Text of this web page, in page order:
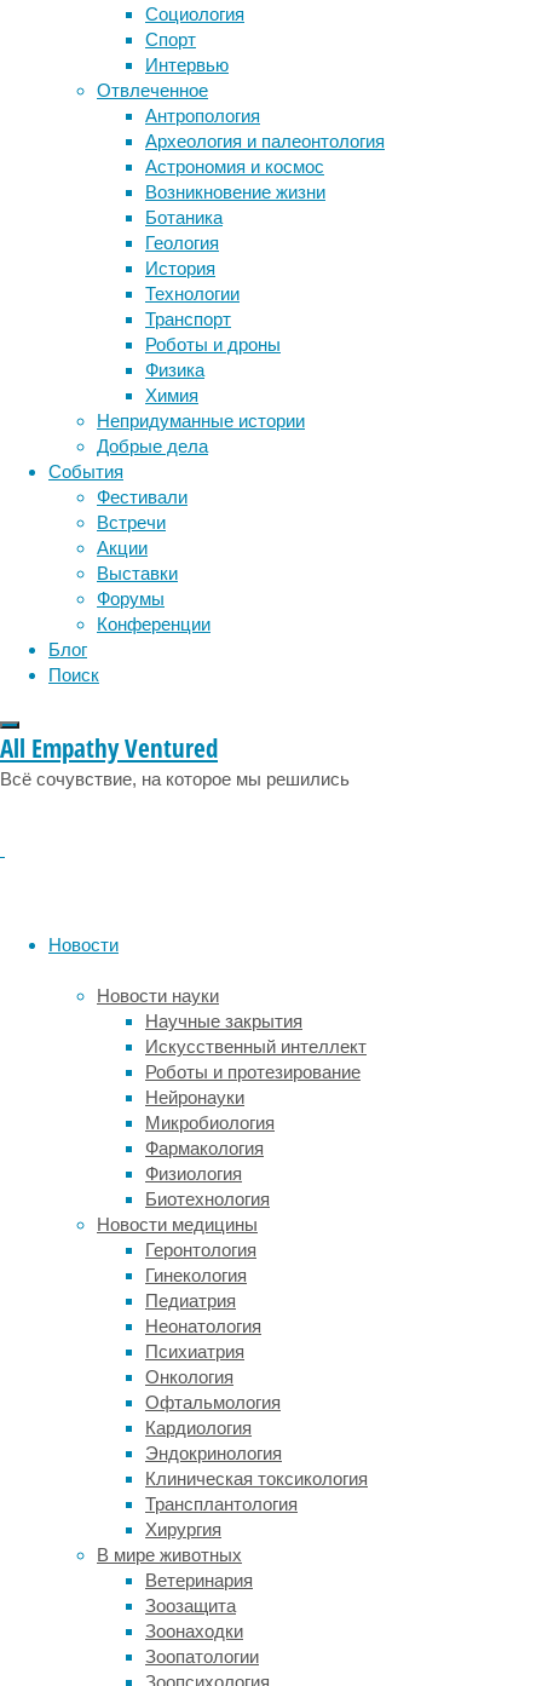
Социология
Спорт
Интервью
Отвлеченное
Антропология
Археология и палеонтология
Астрономия и космос
Возникновение жизни
Ботаника
Геология
История
Технологии
Транспорт
Роботы и дроны
Физика
Химия
Непридуманные истории
Добрые дела
События
Фестивали
Встречи
Акции
Выставки
Форумы
Конференции
Блог
Поиск
All Empathy Ventured
Всё сочувствие, на которое мы решились
Новости
Новости науки
Научные закрытия
Искусственный интеллект
Роботы и протезирование
Нейронауки
Микробиология
Фармакология
Физиология
Биотехнология
Новости медицины
Геронтология
Гинекология
Педиатрия
Неонатология
Психиатрия
Онкология
Офтальмология
Кардиология
Эндокринология
Клиническая токсикология
Трансплантология
Хирургия
В мире животных
Ветеринария
Зоозащита
Зоонаходки
Зоопатологии
Зоопсихология
ходе
эксперимента
ученые
установили,
что
ионизирующее
излучение,
в
эксперименте
представлявшее
собой
комбинацию
гамма-
квантов
и
для
работы
Brain
Research
Ионизирующее
излучение
нарушает
ход
различных
процессов,
повреждает
ДНК
увеличивает
количество
мутаций.
Как
следствие,
нарушается
нормальная
работа
клеток.
результате
во
время
межпланетных
миссий
Метки
ДНК бактерии биология
биотехнология вирусы восприятие
генетика дети
здоровье
инструменты и методы
исследования
лекарства медицина
мозг наука
нейробиология
нейрофизиология
поведение
сон социальные проблемы
физиология
эмоции эпидемия